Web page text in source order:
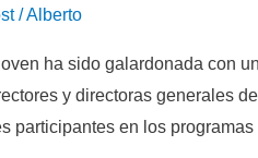
/Alberto
ha sido galardonada con
y directoras generales
participantes en los programas